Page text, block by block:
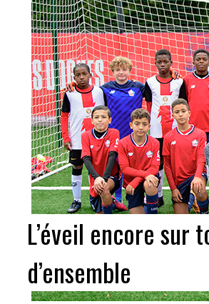
L’éveil encore sur
d’ensemble